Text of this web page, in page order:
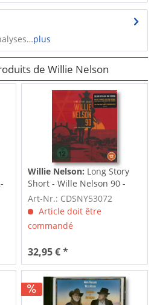
plus
de Willie Nelson
Willie Nelson: Long Story
Short - Wille Nelson 90 -
Live At...
Art-Nr.: CDSNY53072
Article doit être
commandé
32,95 € *